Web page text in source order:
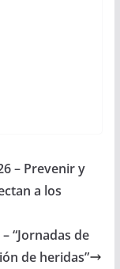
– Prevenir y
a los
“Jornadas de
de heridas”